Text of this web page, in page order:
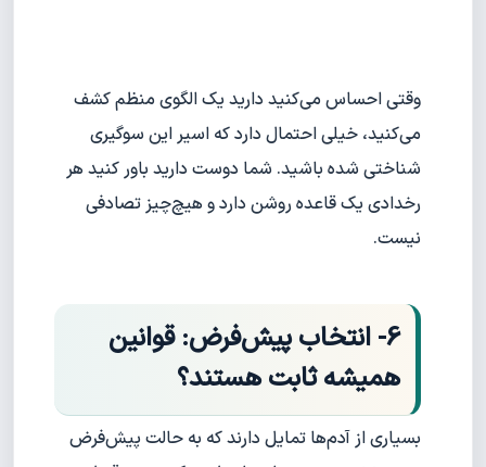
وقتی احساس می‌کنید دارید یک الگوی منظم کشف
می‌کنید، خیلی احتمال دارد که اسیر این سوگیری
شناختی شده باشید. شما دوست دارید باور کنید هر
رخدادی یک قاعده روشن دارد و هیچ‌چیز تصادفی
نیست.
6- انتخاب پیش‌فرض: قوانین
همیشه ثابت هستند؟
بسیاری از آدم‌ها تمایل دارند که به حالت پیش‌فرض